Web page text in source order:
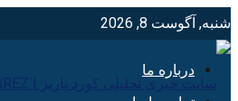
شنبه, آگوست 8, 2026
درباره ما